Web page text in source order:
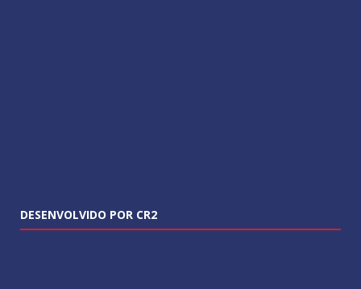
DESENVOLVIDO POR CR2